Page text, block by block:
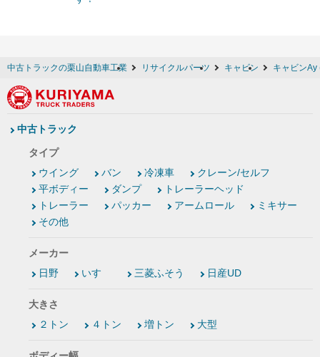
中古トラックの栗山自動車工業 リサイクルパーツ キャビン キャビンAy
中古トラック
タイプ
ウイング
バン 冷凍車
クレーン/セルフ
平ボディー
ダンプ
トレーラーヘッド
トレーラー
パッカー アームロール
ミキサー
その他
メーカー
日野
いすゞ 三菱ふそう 日産UD
大きさ
２トン
４トン 増トン 大型